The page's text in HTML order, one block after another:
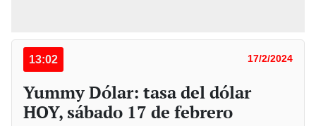
13:02 17/2/2024
Yummy Dólar: tasa del dólar
HOY, sábado 17 de febrero